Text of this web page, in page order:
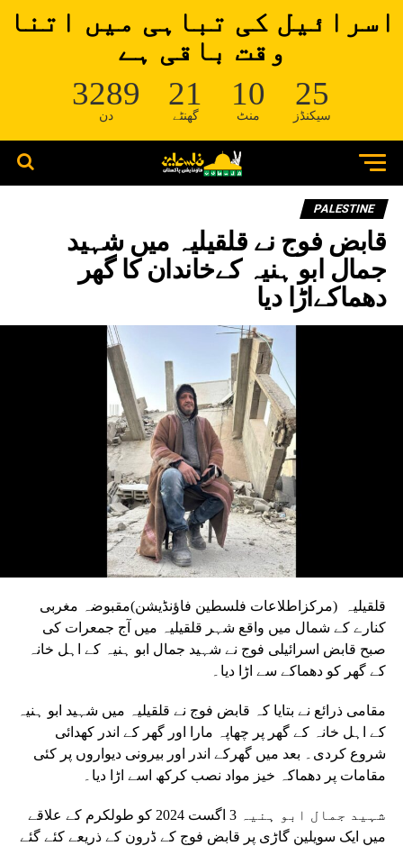
اسرائیل کی تباہی میں اتنا
وقت باقی ہے
3289
دن
21
گھنٹے
10
منٹ
25
سیکنڈز
PALESTINE
قابض فوج نے قلقیلیہ میں شہید
جمال ابو ہنیہ کےخاندان کا گھر
دھماکےاڑا دیا
قلقیلیہ (مرکزاطلاعات فلسطین فاؤنڈیشن)مقبوضہ مغربی
کنارے کے شمال میں واقع شہر قلقیلیہ میں آج جمعرات کی
صبح قابض اسرائیلی فوج نے شہید جمال ابو ہنیہ کے اہل خانہ
کے گھر کو دھماکے سے اڑا دیا۔
مقامی ذرائع نے بتایا کہ قابض فوج نے قلقیلیہ میں شہید ابو ہنیہ
کے اہل خانہ کے گھر پر چھاپہ مارا اور گھر کے اندر کھدائی
شروع کردی۔ بعد میں گھرکے اندر اور بیرونی دیواروں پر کئی
مقامات پر دھماکہ خیز مواد نصب کرکھ اسے اڑا دیا۔
شہید جمال ابو ہنیہ 3 اگست 2024 کو طولکرم کے علاقے
میں ایک سویلین گاڑی پر قابض فوج کے ڈرون کے ذریعے کئے گئے